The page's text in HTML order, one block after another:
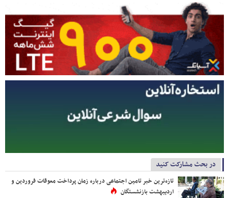
در بحث مشارکت کنید
تازه‌ترین خبر تامین اجتماعی درباره زمان پرداخت معوقات فروردین و
اردیبهشت بازنشستگان